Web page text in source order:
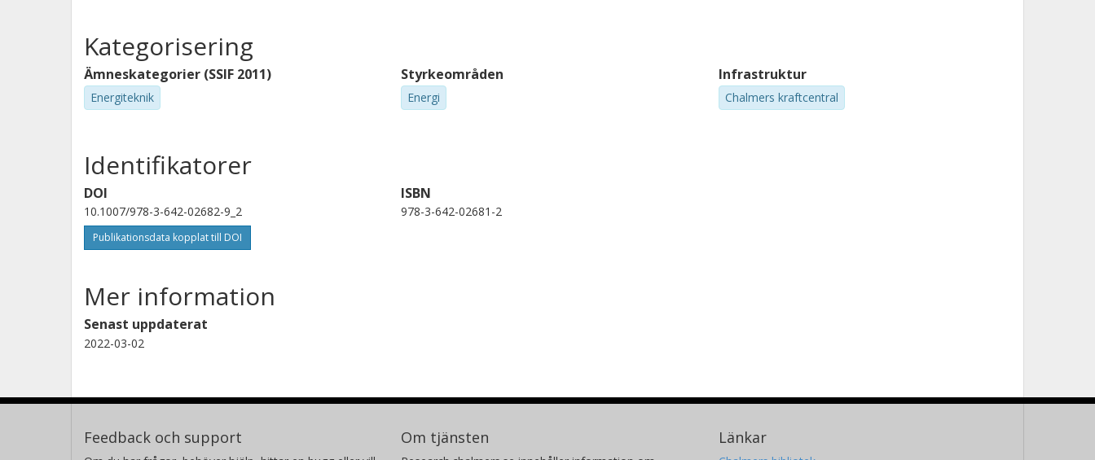
Kategorisering
Ämneskategorier (SSIF 2011)
Energiteknik
Styrkeområden
Energi
Infrastruktur
Chalmers kraftcentral
Identifikatorer
DOI
10.1007/978-3-642-02682-9_2
Publikationsdata kopplat till DOI
ISBN
978-3-642-02681-2
Mer information
Senast uppdaterat
2022-03-02
Feedback och support Om tjänsten Länkar